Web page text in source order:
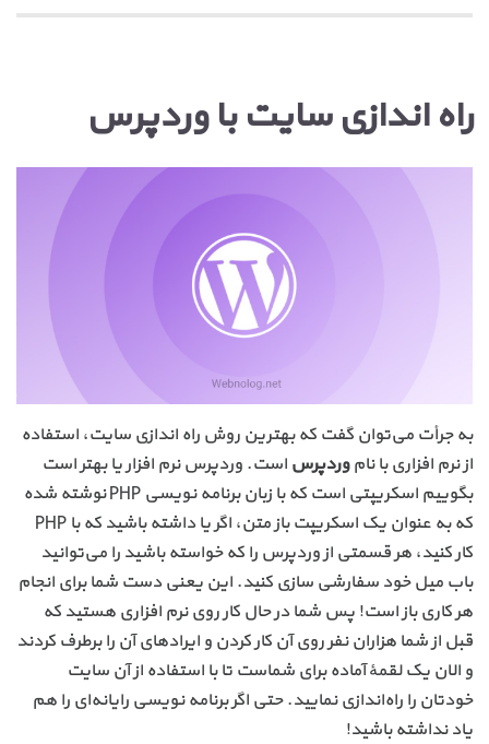
راه اندازی سایت با وردپرس
به جرأت می‌توان گفت که بهترین روش راه اندازی سایت، استفاده
از نرم افزاری با ناموردپرس است. وردپرس نرم افزار یا بهتر است
بگوییم اسکریپتی است که با زبان برنامه نویسی PHP نوشته شده
که به عنوان یک اسکریپت باز متن، اگر یا داشته باشید که با PHP
کار کنید، هر قسمتی از وردپرس را که خواسته باشید را می‌توانید
باب میل خود سفارشی سازی کنید. این یعنی دست شما برای انجام
هر کاری باز است! پس شما در حال کار روی نرم افزاری هستید که
قبل از شما هزاران نفر روی آن کار کردن و ایرادهای آن را برطرف کردند
و الان یک لقمهٔ آماده برای شماست تا با استفاده از آن سایت
خودتان را راه‌اندازی نمایید. حتی اگر برنامه نویسی رایانه‌ای را هم
یاد نداشته باشید!